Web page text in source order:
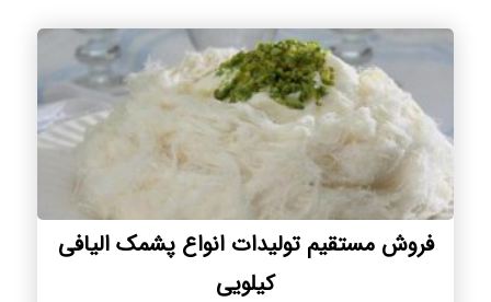
فروش مستقیم تولیدات انواع پشمک الیافی
کیلویی